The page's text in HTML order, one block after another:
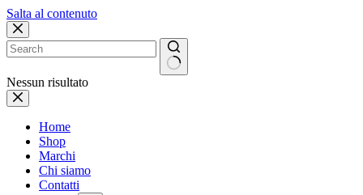
Salta al contenuto
Nessun risultato
Home
Shop
Marchi
Chi siamo
Contatti